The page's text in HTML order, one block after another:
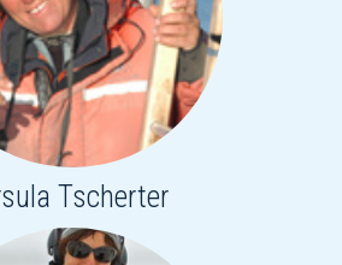
Tscherter